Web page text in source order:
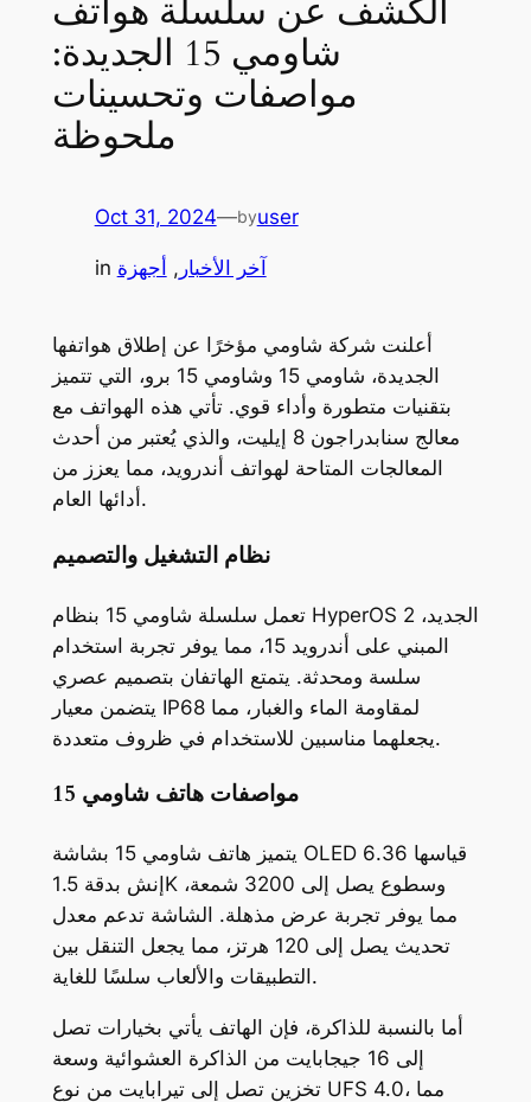
الكشف عن سلسلة هواتف
شاومي 15 الجديدة:
مواصفات وتحسينات
ملحوظة
Oct 31, 2024—byuser
in آخر الأخبار , أجهزة
أعلنت شركة شاومي مؤخرًا عن إطلاق هواتفها
الجديدة، شاومي 15 وشاومي 15 برو، التي تتميز
بتقنيات متطورة وأداء قوي. تأتي هذه الهواتف مع
معالج سنابدراجون 8 إيليت، والذي يُعتبر من أحدث
المعالجات المتاحة لهواتف أندرويد، مما يعزز من
أدائها العام.
نظام التشغيل والتصميم
تعمل سلسلة شاومي 15 بنظام HyperOS 2 الجديد،
المبني على أندرويد 15، مما يوفر تجربة استخدام
سلسة ومحدثة. يتمتع الهاتفان بتصميم عصري
يتضمن معيار IP68 لمقاومة الماء والغبار، مما
يجعلهما مناسبين للاستخدام في ظروف متعددة.
مواصفات هاتف شاومي 15
يتميز هاتف شاومي 15 بشاشة OLED قياسها 6.36
إنش بدقة 1.5K وسطوع يصل إلى 3200 شمعة،
مما يوفر تجربة عرض مذهلة. الشاشة تدعم معدل
تحديث يصل إلى 120 هرتز، مما يجعل التنقل بين
التطبيقات والألعاب سلسًا للغاية.
أما بالنسبة للذاكرة، فإن الهاتف يأتي بخيارات تصل
إلى 16 جيجابايت من الذاكرة العشوائية وسعة
تخزين تصل إلى تيرابايت من نوع UFS 4.0، مما